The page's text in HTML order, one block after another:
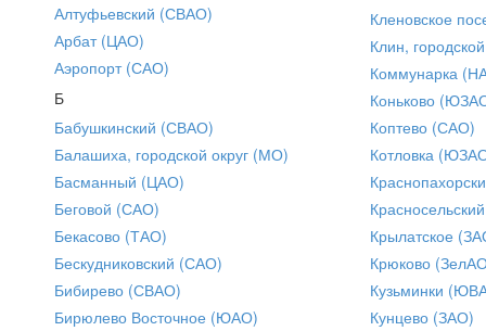
Алтуфьевский (СВАО)
Арбат (ЦАО)
Аэропорт (САО)
Б
Бабушкинский (СВАО)
Балашиха, городской округ (МО)
Басманный (ЦАО)
Беговой (САО)
Бекасово (ТАО)
Бескудниковский (САО)
Бибирево (СВАО)
Бирюлево Восточное (ЮАО)
Кленовское
Клин,
Коммунарка
Коньково
Коптево (САО)
Котловка
Крылатское
Крюково
Кузьминки
Кунцево (ЗАО)